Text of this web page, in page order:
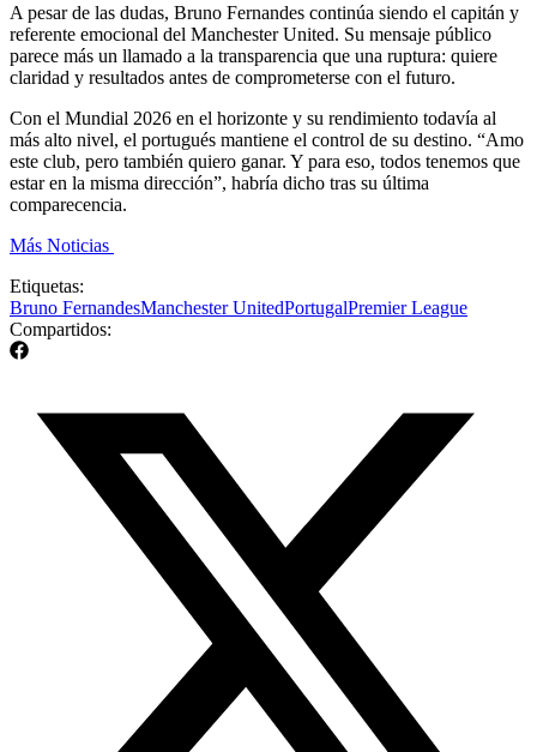
A pesar de las dudas, Bruno Fernandes continúa siendo el capitán y
referente emocional del Manchester United. Su mensaje público
parece más un llamado a la transparencia que una ruptura: quiere
claridad y resultados antes de comprometerse con el futuro.
Con el Mundial 2026 en el horizonte y su rendimiento todavía al
más alto nivel, el portugués mantiene el control de su destino. “Amo
este club, pero también quiero ganar. Y para eso, todos tenemos que
estar en la misma dirección”, habría dicho tras su última
comparecencia.
Más Noticias
Etiquetas:
Bruno FernandesManchester UnitedPortugalPremier League
Compartidos: